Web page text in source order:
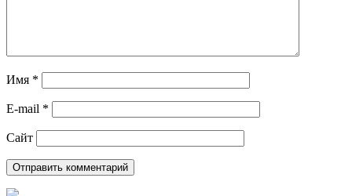
Имя *
E-mail *
Сайт